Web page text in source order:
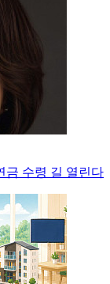
금 수령 길 열린다